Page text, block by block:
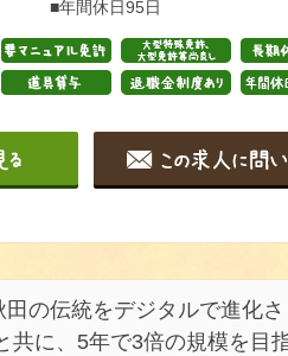
■年間休日95日
の伝統をデジタルで進化さ
共に、5年で3倍の規模を目